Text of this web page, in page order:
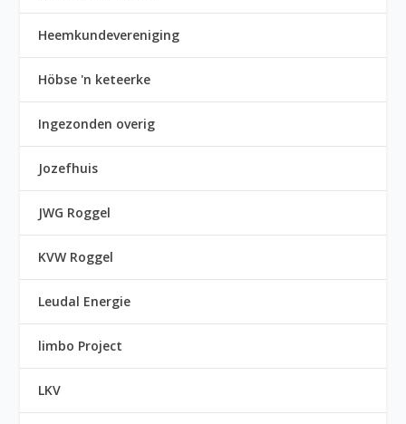
Heemkundevereniging
Höbse 'n keteerke
Ingezonden overig
Jozefhuis
JWG Roggel
KVW Roggel
Leudal Energie
limbo Project
LKV